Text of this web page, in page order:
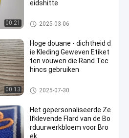
00:21
eidshitte
maat gemaakte geborduurde l
appen
2025-03-06
00:13
Hoge douane - dichtheid d
ie Kleding Geweven Etiket
ten vouwen die Rand Tec
hincs gebruiken
maat gemaakte geborduurde l
appen
2025-07-30
Het gepersonaliseerde Ze
lfklevende Flard van de Bo
rduurwerkbloem voor Bro
ek